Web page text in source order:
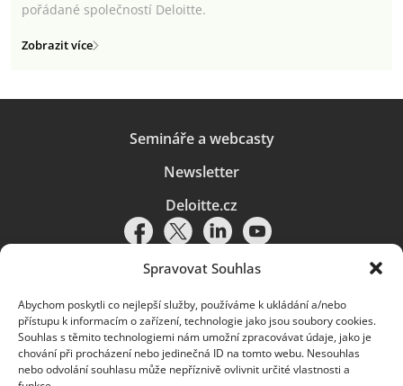
Spravovat Souhlas
Abychom poskytli co nejlepší služby, používáme k ukládání a/nebo
přístupu k informacím o zařízení, technologie jako jsou soubory cookies.
Souhlas s těmito technologiemi nám umožní zpracovávat údaje, jako je
chování při procházení nebo jedinečná ID na tomto webu. Nesouhlas
nebo odvolání souhlasu může nepříznivě ovlivnit určité vlastnosti a
pořádané společností Deloitte.
Zobrazit více
Semináře a webcasty
Newsletter
Deloitte.cz
Pravidla používání|Ochrana osobních údajů|Soubory cookies |
Deloitte.cz
© 2026. Více informací najdete vPravidlech používání.